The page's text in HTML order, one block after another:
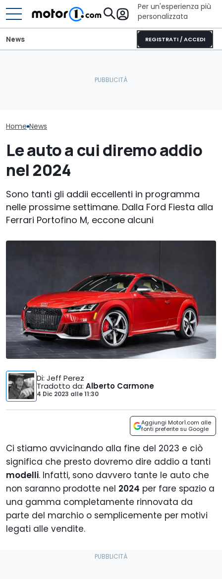
Per un'esperienza più
personalizzata
REGISTRATI / ACCEDI
News
Home News
Le auto a cui diremo addio
nel 2024
Sono tanti gli addii eccellenti in programma
nelle prossime settimane. Dalla Ford Fiesta alla
Ferrari Portofino M, eccone alcuni
Di: Jeff Perez
Tradotto da: Alberto Carmone
4 Dic 2023 alle11:30
Aggiungi Motor1.com alle
fonti preferite su Google
Ci stiamo avvicinando alla fine del 2023 e ciò
significa che presto dovremo dire addio a tanti
modelli. Infatti, sono davvero tante le auto che
non saranno prodotte nel 2024 per fare spazio a
una gamma completamente rinnovata da
parte del marchio o semplicemente per motivi
legati alle vendite.